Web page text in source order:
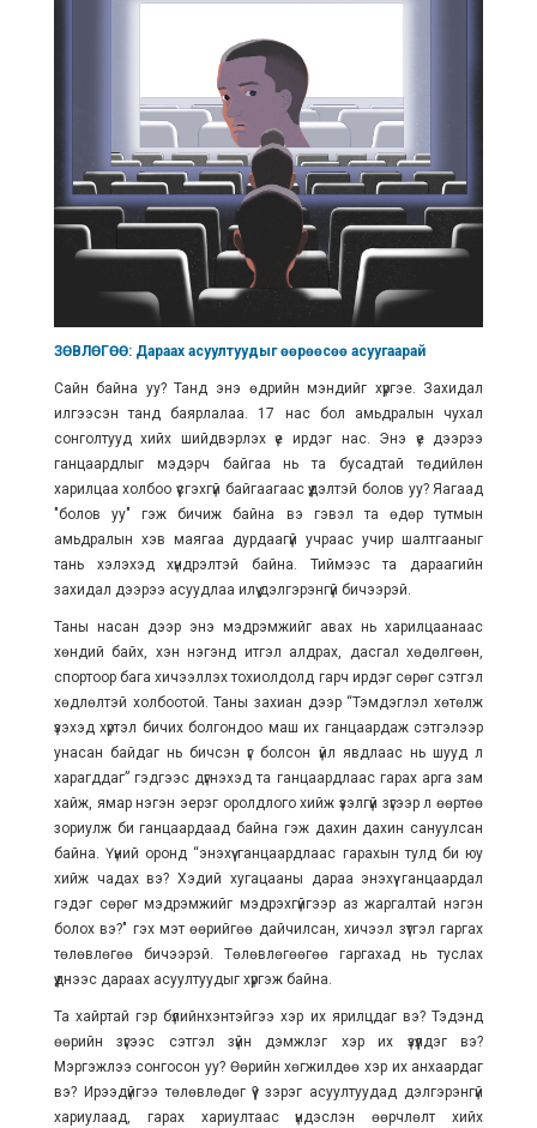
ЗӨВЛӨГӨӨ: Дараах асуултуудыг өөрөөсөө асуугаарай
Сайн байна уу? Танд энэ өдрийн мэндийг хүргэе. Захидал
илгээсэн танд баярлалаа. 17 нас бол амьдралын чухал
сонголтууд хийх шийдвэрлэх үе ирдэг нас. Энэ үе дээрээ
ганцаардлыг мэдэрч байгаа нь та бусадтай төдийлөн
харилцаа холбоо үүсгэхгүй байгаагаас үүдэлтэй болов уу? Яагаад
"болов уу" гэж бичиж байна вэ гэвэл та өдөр тутмын
амьдралын хэв маягаа дурдаагүй учраас учир шалтгааныг
тань хэлэхэд хүндрэлтэй байна. Тиймээс та дараагийн
захидал дээрээ асуудлаа илүү дэлгэрэнгүй бичээрэй.
Таны насан дээр энэ мэдрэмжийг авах нь харилцаанаас
хөндий байх, хэн нэгэнд итгэл алдрах, дасгал хөдөлгөөн,
спортоор бага хичээллэх тохиолдолд гарч ирдэг сөрөг сэтгэл
хөдлөлтэй холбоотой. Таны захиан дээр “Тэмдэглэл хөтөлж
үзэхэд хүртэл бичих болгондоо маш их ганцаардаж сэтгэлээр
унасан байдаг нь бичсэн үг болсон үйл явдлаас нь шууд л
харагддаг” гэдгээс дүгнэхэд та ганцаардлаас гарах арга зам
хайж, ямар нэгэн эерэг оролдлого хийж үзэлгүй зүгээр л өөртөө
зориулж би ганцаардаад байна гэж дахин дахин сануулсан
байна. Үүний оронд “энэхүү ганцаардлаас гарахын тулд би юу
хийж чадах вэ? Хэдий хугацааны дараа энэхүү ганцаардал
гэдэг сөрөг мэдрэмжийг мэдрэхгүйгээр аз жаргалтай нэгэн
болох вэ?" гэх мэт өөрийгөө дайчилсан, хичээл зүтгэл гаргах
төлөвлөгөө бичээрэй. Төлөвлөгөөгөө гаргахад нь туслах
үүднээс дараах асуултуудыг хүргэж байна.
Та хайртай гэр бүлийнхэнтэйгээ хэр их ярилцдаг вэ? Тэдэнд
өөрийн зүгээс сэтгэл зүйн дэмжлэг хэр их үзүүлдэг вэ?
Мэргэжлээ сонгосон уу? Өөрийн хөгжилдөө хэр их анхаардаг
вэ? Ирээдүйгээ төлөвлөдөг үү? зэрэг асуултуудад дэлгэрэнгүй
хариулаад, гарах хариултаас үндэслэн өөрчлөлт хийх